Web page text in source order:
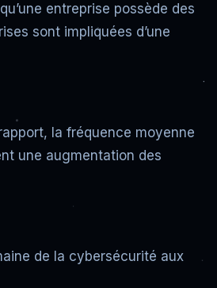
entreprise possède des
sont impliquées d’une
la fréquence moyenne
une augmentation des
de la cybersécurité aux